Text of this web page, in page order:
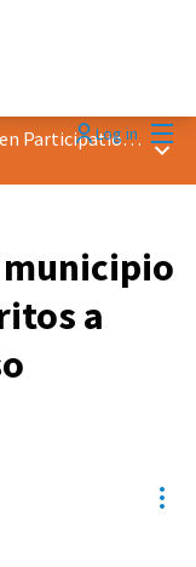
Log in
2018 Award &quot;Best Practice in Citizen Participation&quot; Main
a